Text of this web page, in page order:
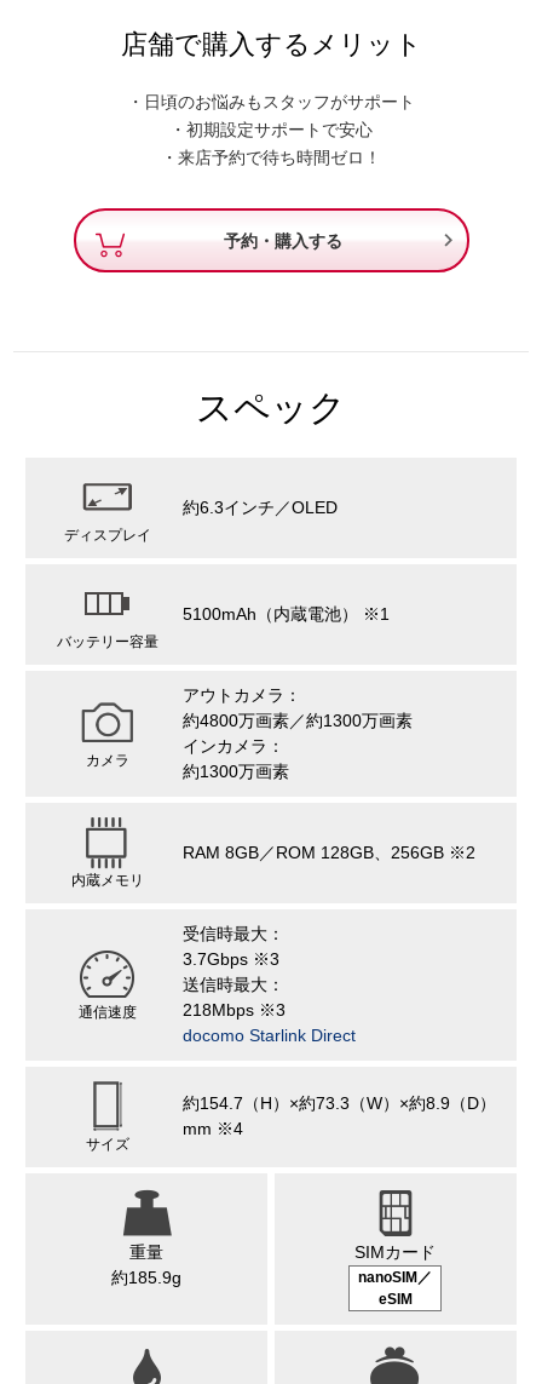
店舗で購入するメリット
・日頃のお悩みもスタッフがサポート
・初期設定サポートで安心
・来店予約で待ち時間ゼロ！
予約・購入する 
スペック
ディスプレイ
約6.3インチ／OLED
バッテリー容量
5100mAh（内蔵電池） ※1
カメラ
アウトカメラ：
約4800万画素／約1300万画素
インカメラ：
約1300万画素
内蔵メモリ
RAM 8GB／ROM 128GB、256GB ※2
通信速度
受信時最大：
3.7Gbps ※3
送信時最大：
218Mbps ※3
docomo Starlink Direct
サイズ
約154.7（H）×約73.3（W）×約8.9（D）
mm ※4
重量
約185.9g
SIMカード
nanoSIM／
eSIM